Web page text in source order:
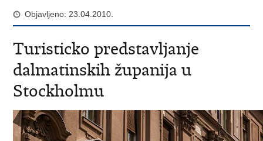
Objavljeno: 23.04.2010.
Turisticko predstavljanje
dalmatinskih županija u
Stockholmu